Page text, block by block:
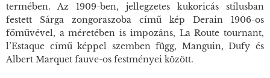
termében. Az 1909-ben, jellegzetes kukoricás stílusban
festett Sárga zongoraszoba című kép Derain 1906-os
főművével, a méretében is impozáns, La Route tournant,
l’Estaque című képpel szemben függ, Manguin, Dufy és
Albert Marquet fauve-os festményei között.